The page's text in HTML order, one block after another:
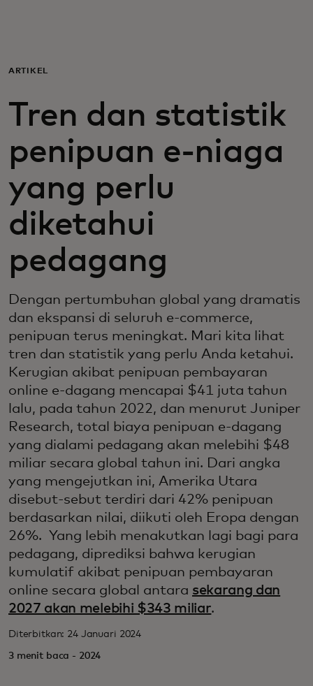
Untuk bisnis
Untuk dunia
Untuk inovator
Berita dan tren
ARTIKEL
Tren dan statistik
penipuan e-niaga
yang perlu
diketahui
pedagang
Dengan pertumbuhan global yang dramatis
dan ekspansi di seluruh e-commerce,
penipuan terus meningkat. Mari kita lihat
tren dan statistik yang perlu Anda ketahui.
Kerugian akibat penipuan pembayaran
online e-dagang mencapai $41 juta tahun
lalu, pada tahun 2022, dan menurut Juniper
Research, total biaya penipuan e-dagang
yang dialami pedagang akan melebihi $48
miliar secara global tahun ini. Dari angka
yang mengejutkan ini, Amerika Utara
disebut-sebut terdiri dari 42% penipuan
berdasarkan nilai, diikuti oleh Eropa dengan
26%. Yang lebih menakutkan lagi bagi para
pedagang, diprediksi bahwa kerugian
kumulatif akibat penipuan pembayaran
online secara global antara sekarang dan
2027 akan melebihi $343 miliar.
Diterbitkan: 24 Januari 2024
3 menit baca - 2024